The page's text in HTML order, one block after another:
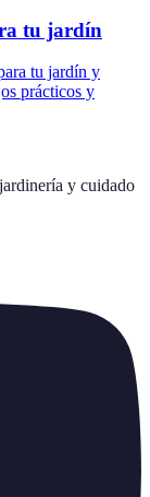
tu jardín
tu jardín y
prácticos y
jardinería y cuidado